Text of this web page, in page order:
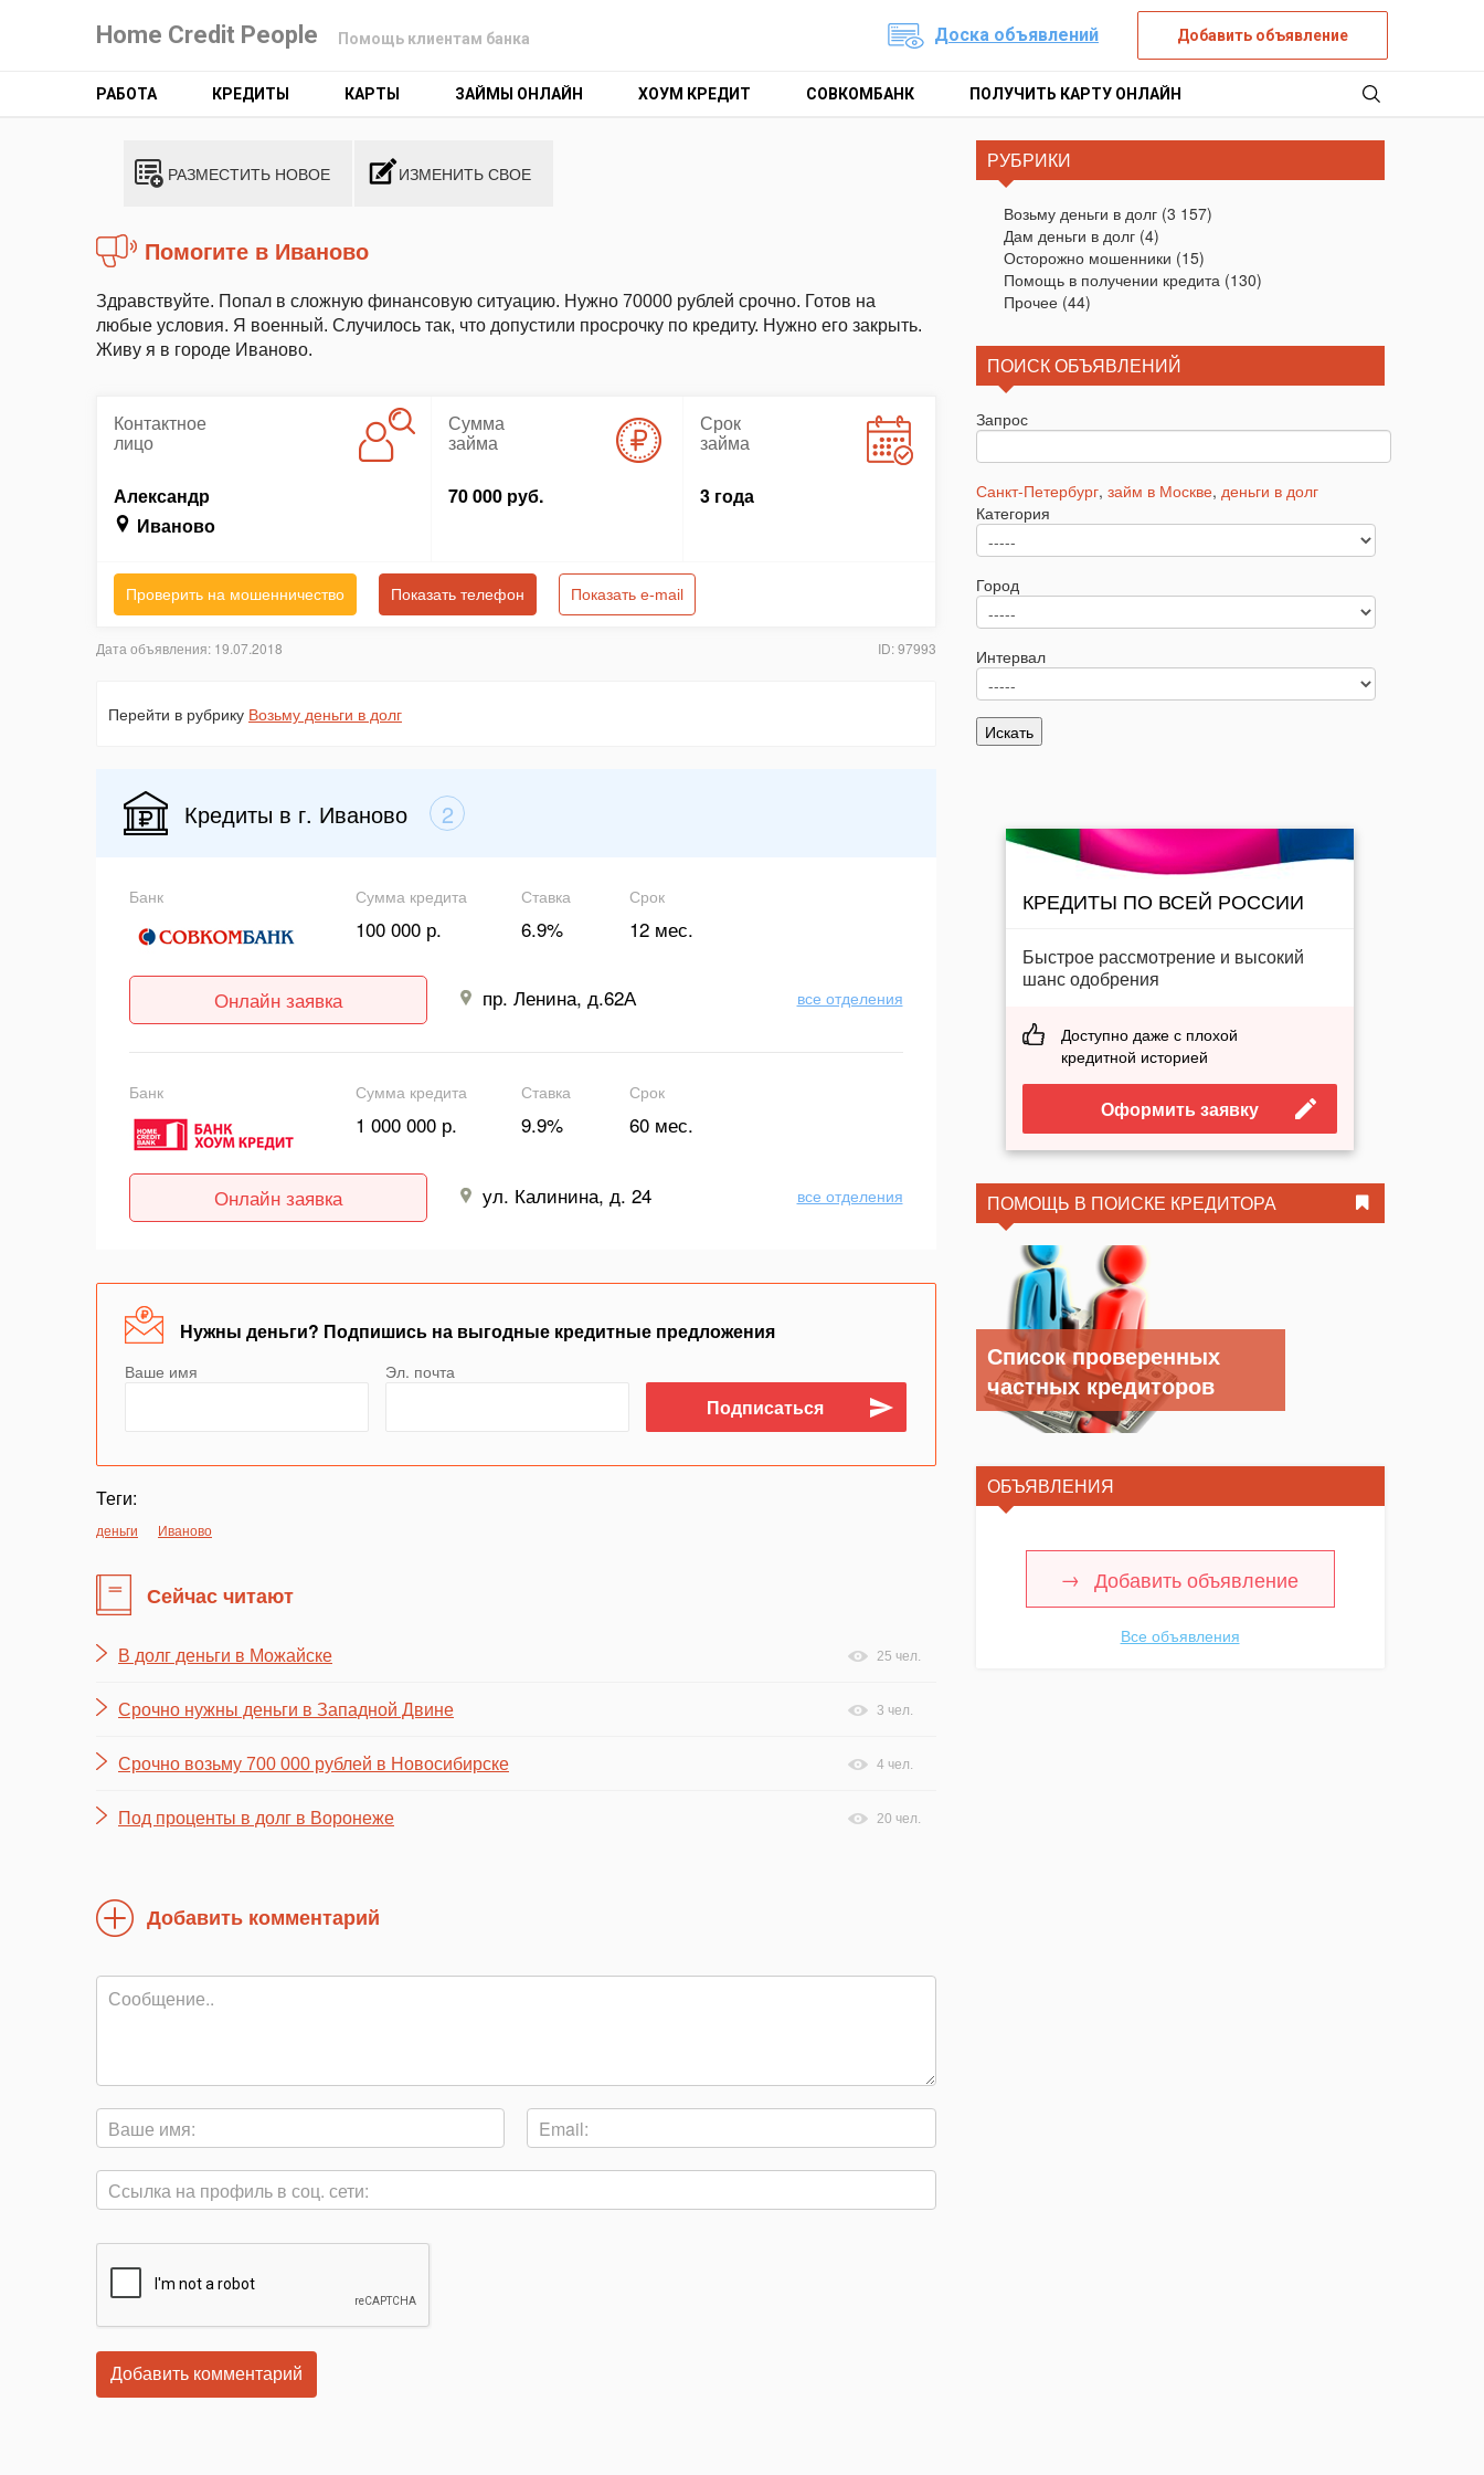
Home Credit People Помощь клиентам банка Доска объявлений Добавить объявление
РАБОТА КРЕДИТЫ КАРТЫ ЗАЙМЫ ОНЛАЙН ХОУМ КРЕДИТ СОВКОМБАНК ПОЛУЧИТЬ КАРТУ ОНЛАЙН
РАЗМЕСТИТЬ НОВОЕ ИЗМЕНИТЬ СВОЕ
Помогите в Иваново
Здравствуйте. Попал в сложную финансовую ситуацию. Нужно 70000 рублей срочно. Готов на
любые условия. Я военный. Случилось так, что допустили просрочку по кредиту. Нужно его закрыть.
Живу я в городе Иваново.
Контактное
лицо
Александр
Иваново
Сумма
займа
70 000 руб.
Срок
займа
3 года
Проверить на мошенничество Показать телефон Показать e-mail
Дата объявления: 19.07.2018 ID: 97993
Перейти в рубрику Возьму деньги в долг
Кредиты в г. Иваново 2
Банк Сумма кредита
100 000 р.
Ставка
6.9%
Срок
12 мес.
Онлайн заявка пр. Ленина, д.62А все отделения
Банк Сумма кредита
1 000 000 р.
Ставка
9.9%
Срок
60 мес.
Онлайн заявка ул. Калинина, д. 24 все отделения
Нужны деньги? Подпишись на выгодные кредитные предложения
Ваше имя Эл. почта
Теги:
деньги Иваново
Сейчас читают
В долг деньги в Можайске 25 чел.
Срочно нужны деньги в Западной Двине 3 чел.
Срочно возьму 700 000 рублей в Новосибирске 4 чел.
Под проценты в долг в Воронеже 20 чел.
Добавить комментарий
РУБРИКИ
Возьму деньги в долг(3 157)
Дам деньги в долг(4)
Осторожно мошенники (15)
Помощь в получении кредита(130)
Прочее(44)
ПОИСК ОБЪЯВЛЕНИЙ
Запрос
Санкт-Петербург, займ в Москве, деньги в долг
Категория
Город
Интервал
КРЕДИТЫ ПО ВСЕЙ РОССИИ
Быстрое рассмотрение и высокий
шанс одобрения
Доступно даже с плохой
кредитной историей
Оформить заявку
ПОМОЩЬ В ПОИСКЕ КРЕДИТОРА
Список проверенных
частных кредиторов
ОБЪЯВЛЕНИЯ
Добавить объявление
Все объявления